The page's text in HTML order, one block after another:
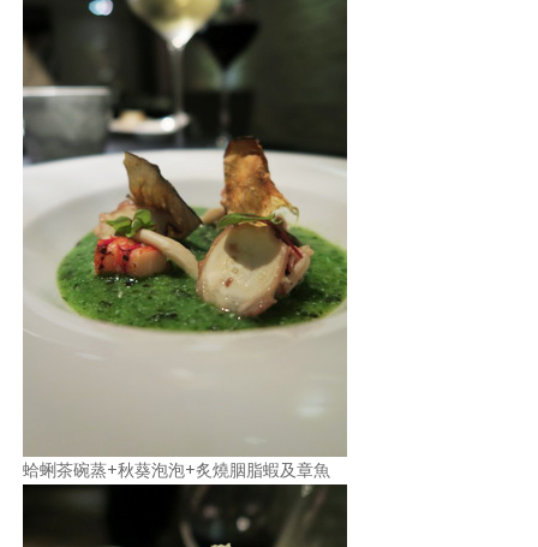
蛤蜊茶碗蒸+秋葵泡泡+炙燒胭脂蝦及章魚